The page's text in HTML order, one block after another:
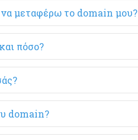
μεταφέρω το domain μου?
πόσο?
domain?